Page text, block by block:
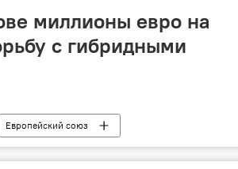
миллионы евро на
с гибридными
Европейский союз